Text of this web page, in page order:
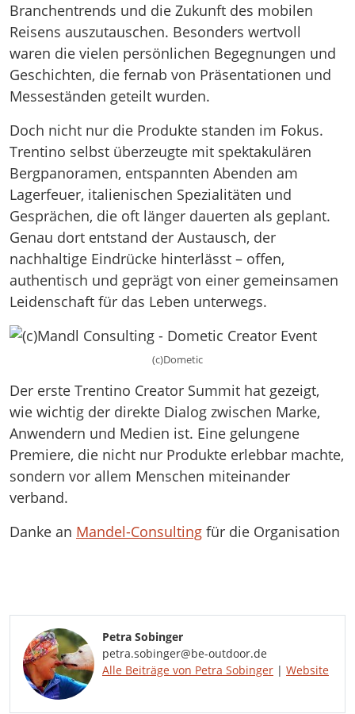
Branchentrends und die Zukunft des mobilen
Reisens auszutauschen. Besonders wertvoll
waren die vielen persönlichen Begegnungen und
Geschichten, die fernab von Präsentationen und
Messeständen geteilt wurden.
Doch nicht nur die Produkte standen im Fokus.
Trentino selbst überzeugte mit spektakulären
Bergpanoramen, entspannten Abenden am
Lagerfeuer, italienischen Spezialitäten und
Gesprächen, die oft länger dauerten als geplant.
Genau dort entstand der Austausch, der
nachhaltige Eindrücke hinterlässt – offen,
authentisch und geprägt von einer gemeinsamen
Leidenschaft für das Leben unterwegs.
(c)Dometic
Der erste Trentino Creator Summit hat gezeigt,
wie wichtig der direkte Dialog zwischen Marke,
Anwendern und Medien ist. Eine gelungene
Premiere, die nicht nur Produkte erlebbar machte,
sondern vor allem Menschen miteinander
verband.
Danke an Mandel-Consulting für die Organisation
Petra Sobinger
petra.sobinger@be-outdoor.de
Alle Beiträge von Petra Sobinger | Website